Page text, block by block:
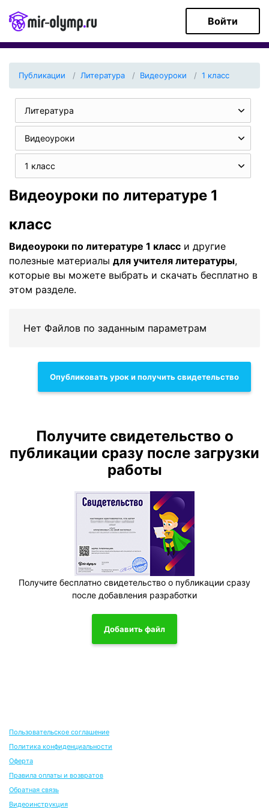
Войти
Публикации Литература Видеоуроки 1 класс
Литература
Видеоуроки
1 класс
Видеоуроки по литературе 1
класс
Видеоуроки по литературе 1 класс и другие
полезные материалы для учителя литературы,
которые вы можете выбрать и скачать бесплатно в
этом разделе.
Нет Файлов по заданным параметрам
Опубликовать урок и получить свидетельство
Получите свидетельство о
публикации сразу после загрузки
работы
Получите бесплатно свидетельство о публикации сразу
после добавления разработки
Добавить файл
Пользовательское соглашение
Политика конфиденциальности
Оферта
Правила оплаты и возвратов
Обратная связь
Видеоинструкция